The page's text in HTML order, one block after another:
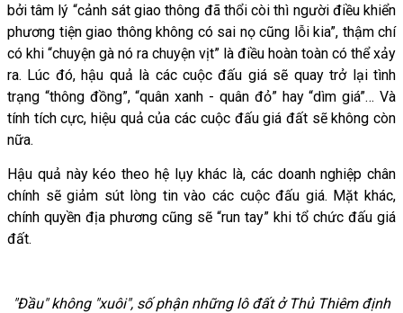
bởi tâm lý “cảnh sát giao thông đã thổi còi thì người điều khiển
phương tiện giao thông không có sai nọ cũng lỗi kia”, thậm chí
có khi “chuyện gà nó ra chuyện vịt” là điều hoàn toàn có thể xảy
ra. Lúc đó, hậu quả là các cuộc đấu giá sẽ quay trở lại tình
trạng “thông đồng”, “quân xanh - quân đỏ” hay “dìm giá”… Và
tính tích cực, hiệu quả của các cuộc đấu giá đất sẽ không còn
nữa.
Hậu quả này kéo theo hệ lụy khác là, các doanh nghiệp chân
chính sẽ giảm sút lòng tin vào các cuộc đấu giá. Mặt khác,
chính quyền địa phương cũng sẽ “run tay” khi tổ chức đấu giá
đất.
"Đầu" không "xuôi", số phận những lô đất ở Thủ Thiêm định